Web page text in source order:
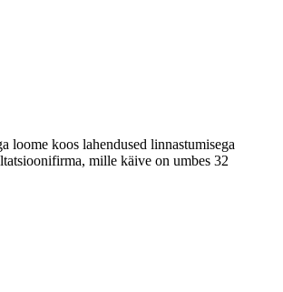
koos lahendused linnastumisega
mille käive on umbes 32